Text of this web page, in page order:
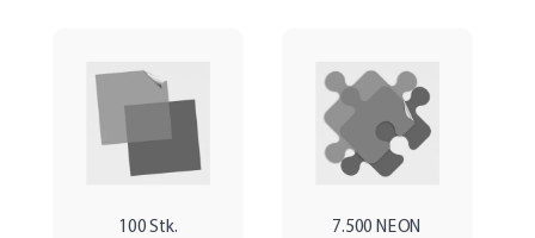
100 Stk. 7.500 NEON